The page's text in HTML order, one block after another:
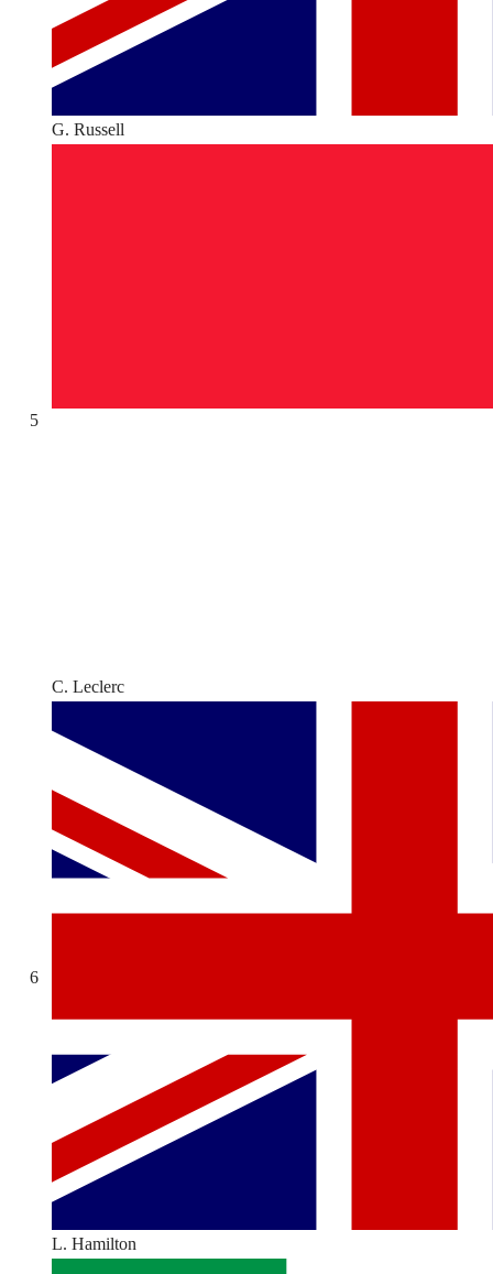
G. Russell
5
C. Leclerc
6
L. Hamilton